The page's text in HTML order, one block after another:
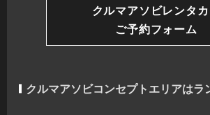
クルマアソビレンタ
ご予約フォーム
クルマアソビコンセプトエリアはラ